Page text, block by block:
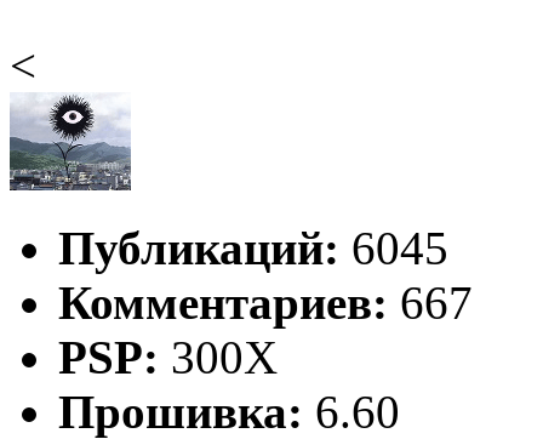
<
Публикаций: 6045
Комментариев: 667
PSP: 300X
Прошивка: 6.60